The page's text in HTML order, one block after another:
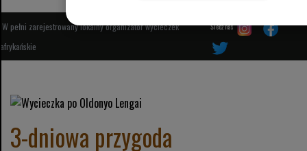
W pełni zarejestrowany lokalny organizator wycieczek
afrykańskie
Śledź nas
3-dniowa przygoda